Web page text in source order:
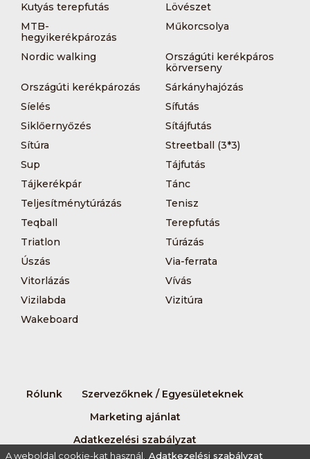
Kutyás terepfutás
Lövészet
MTB-
hegyikerékpározás
Műkorcsolya
Nordic walking
Országúti kerékpáros
körverseny
Országúti kerékpározás
Sárkányhajózás
Síelés
Sífutás
Siklőernyőzés
Sítájfutás
Sítúra
Streetball (3*3)
Sup
Tájfutás
Tájkerékpár
Tánc
Teljesítménytúrázás
Tenisz
Teqball
Terepfutás
Triatlon
Túrázás
Úszás
Via-ferrata
Vitorlázás
Vívás
Vizilabda
Vizitúra
Wakeboard
Rólunk
Szervezőknek / Egyesületeknek
Marketing ajánlat
Adatkezelési szabályzat
A weboldal cookie-kat használ. Adatkezelési szabályzat